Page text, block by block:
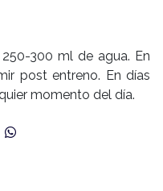
300 ml de agua. En
post entreno. En días
momento del día.